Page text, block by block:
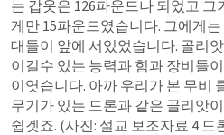
는 갑옷은 126파운드나 되었고 그
게만 15파운드였습니다. 그에게
대들이 앞에 서있었습니다. 골리
이길수 있는 능력과 힘과 장비들
이엿습니다. 아까 우리가 본 무비
무기가 있는 드론과 같은 골리앗
쉽겟죠. (사진: 설교 보조자료 4